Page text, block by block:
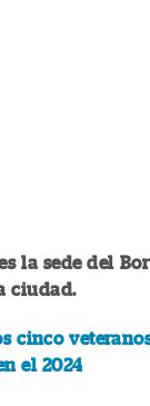
la sede del
ciudad.
cinco
el 2024